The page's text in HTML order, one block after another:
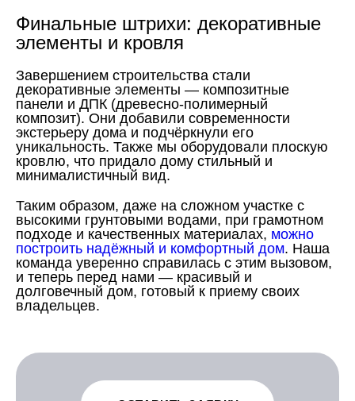
Финальные штрихи: декоративные
элементы и кровля
Завершением строительства стали
декоративные элементы — композитные
панели и ДПК (древесно-полимерный
композит). Они добавили современности
экстерьеру дома и подчёркнули его
уникальность. Также мы оборудовали плоскую
кровлю, что придало дому стильный и
минималистичный вид.
Таким образом, даже на сложном участке с
высокими грунтовыми водами, при грамотном
подходе и качественных материалах, можно
построить надёжный и комфортный дом. Наша
команда уверенно справилась с этим вызовом,
и теперь перед нами — красивый и
долговечный дом, готовый к приему своих
владельцев.